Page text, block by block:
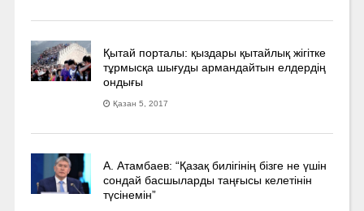
Қытай порталы: қыздары қытайлық жігітке
тұрмысқа шығуды армандайтын елдердің
ондығы
Қазан 5, 2017
А. Атамбаев: “Қазақ билігінің бізге не үшін
сондай басшыларды таңғысы келетінін
түсінемін”